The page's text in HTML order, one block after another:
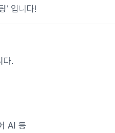
' 입니다!
다.
AI 등